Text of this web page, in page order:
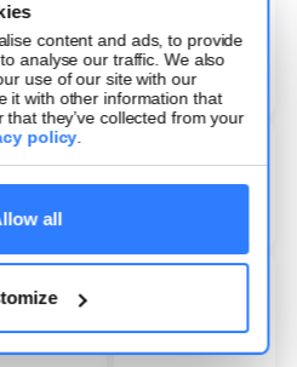
content and ads, to provide
analyse our traffic. We also
use of our site with our
it with other information that
that they’ve collected from your
policy.
all